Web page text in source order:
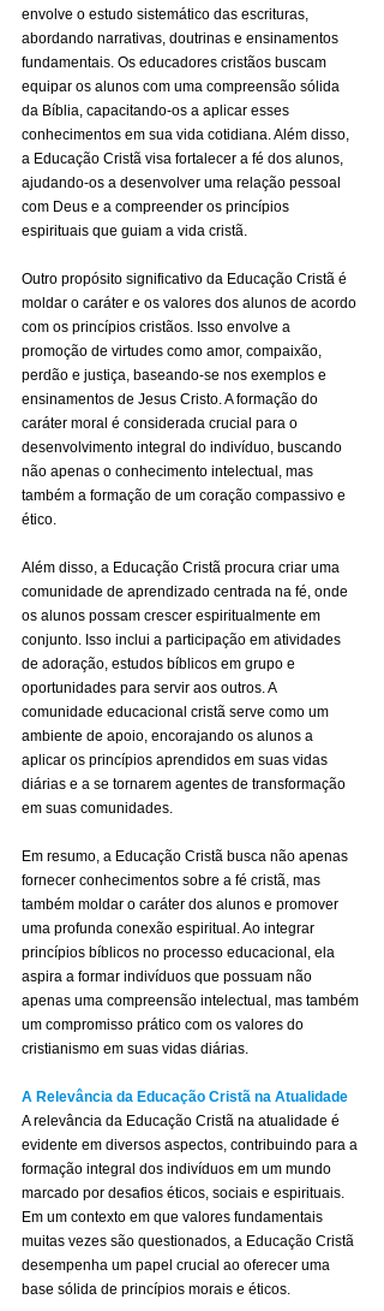
envolve o estudo sistemático das escrituras,
abordando narrativas, doutrinas e ensinamentos
fundamentais. Os educadores cristãos buscam
equipar os alunos com uma compreensão sólida
da Bíblia, capacitando-os a aplicar esses
conhecimentos em sua vida cotidiana. Além disso,
a Educação Cristã visa fortalecer a fé dos alunos,
ajudando-os a desenvolver uma relação pessoal
com Deus e a compreender os princípios
espirituais que guiam a vida cristã.
Outro propósito significativo da Educação Cristã é
moldar o caráter e os valores dos alunos de acordo
com os princípios cristãos. Isso envolve a
promoção de virtudes como amor, compaixão,
perdão e justiça, baseando-se nos exemplos e
ensinamentos de Jesus Cristo. A formação do
caráter moral é considerada crucial para o
desenvolvimento integral do indivíduo, buscando
não apenas o conhecimento intelectual, mas
também a formação de um coração compassivo e
ético.
Além disso, a Educação Cristã procura criar uma
comunidade de aprendizado centrada na fé, onde
os alunos possam crescer espiritualmente em
conjunto. Isso inclui a participação em atividades
de adoração, estudos bíblicos em grupo e
oportunidades para servir aos outros. A
comunidade educacional cristã serve como um
ambiente de apoio, encorajando os alunos a
aplicar os princípios aprendidos em suas vidas
diárias e a se tornarem agentes de transformação
em suas comunidades.
Em resumo, a Educação Cristã busca não apenas
fornecer conhecimentos sobre a fé cristã, mas
também moldar o caráter dos alunos e promover
uma profunda conexão espiritual. Ao integrar
princípios bíblicos no processo educacional, ela
aspira a formar indivíduos que possuam não
apenas uma compreensão intelectual, mas também
um compromisso prático com os valores do
cristianismo em suas vidas diárias.
A Relevância da Educação Cristã na Atualidade
A relevância da Educação Cristã na atualidade é
evidente em diversos aspectos, contribuindo para a
formação integral dos indivíduos em um mundo
marcado por desafios éticos, sociais e espirituais.
Em um contexto em que valores fundamentais
muitas vezes são questionados, a Educação Cristã
desempenha um papel crucial ao oferecer uma
base sólida de princípios morais e éticos.